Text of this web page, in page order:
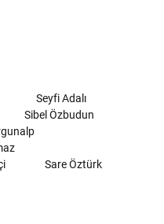
Seyfi Adalı
Sibel Özbudun
Sare Öztürk